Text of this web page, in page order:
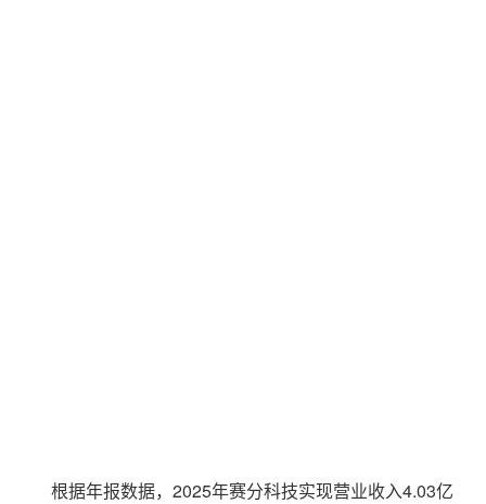
根据年报数据，2025年赛分科技实现营业收入4.03亿